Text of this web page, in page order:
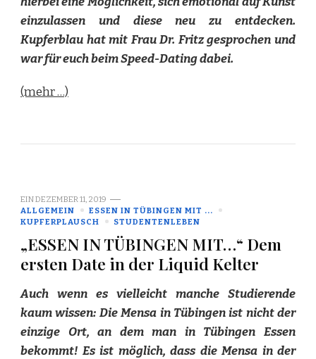
einzulassen und diese neu zu entdecken.
Kupferblau hat mit Frau Dr. Fritz gesprochen und
war für euch beim Speed-Dating dabei.
(mehr …)
EINDEZEMBER 11, 2019
ALLGEMEIN
ESSEN IN TÜBINGEN MIT ...
KUPFERPLAUSCH
STUDENTENLEBEN
„ESSEN IN TÜBINGEN MIT…“ Dem
ersten Date in der Liquid Kelter
Auch wenn es vielleicht manche Studierende
kaum wissen: Die Mensa in Tübingen ist nicht der
einzige Ort, an dem man in Tübingen Essen
bekommt! Es ist möglich, dass die Mensa in der